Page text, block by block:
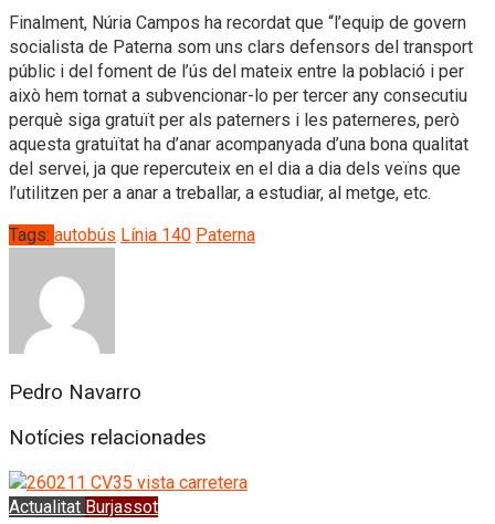
Finalment, Núria Campos ha recordat que “l’equip de govern
socialista de Paterna som uns clars defensors del transport
públic i del foment de l’ús del mateix entre la població i per
això hem tornat a subvencionar-lo per tercer any consecutiu
perquè siga gratuït per als paterners i les paterneres, però
aquesta gratuïtat ha d’anar acompanyada d’una bona qualitat
del servei, ja que repercuteix en el dia a dia dels veïns que
l’utilitzen per a anar a treballar, a estudiar, al metge, etc.
Tags: autobús Línia 140 Paterna
Pedro Navarro
Notícies relacionades
Actualitat Burjassot